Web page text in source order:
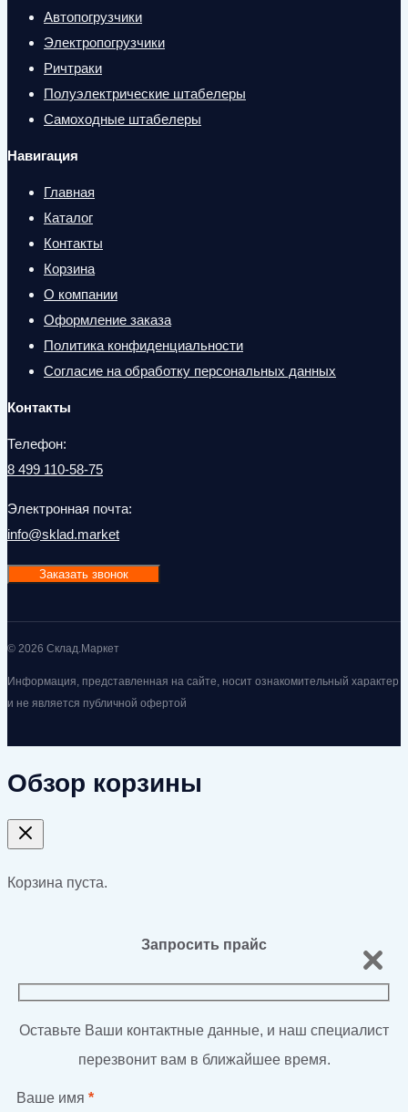
Автопогрузчики
Электропогрузчики
Ричтраки
Полуэлектрические штабелеры
Самоходные штабелеры
Навигация
Главная
Каталог
Контакты
Корзина
О компании
Оформление заказа
Политика конфиденциальности
Согласие на обработку персональных данных
Контакты
Телефон:
8 499 110-58-75
Электронная почта:
info@sklad.market
Заказать звонок
© 2026 Склад.Маркет
Информация, представленная на сайте, носит ознакомительный характер
и не является публичной офертой
Обзор корзины
Корзина пуста.
Запросить прайс
Оставьте Ваши контактные данные, и наш специалист
перезвонит вам в ближайшее время.
Ваше имя *